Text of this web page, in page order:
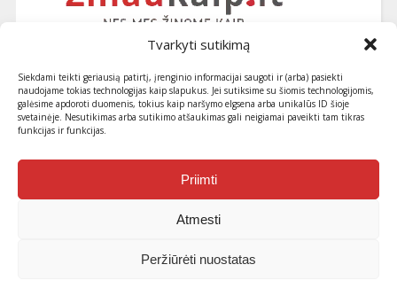
Tvarkyti sutikimą
Siekdami teikti geriausią patirtį, įrenginio informacijai saugoti ir (arba) pasiekti
naudojame tokias technologijas kaip slapukus. Jei sutiksime su šiomis technologijomis,
galėsime apdoroti duomenis, tokius kaip naršymo elgsena arba unikalūs ID šioje
svetainėje. Nesutikimas arba sutikimo atšaukimas gali neigiamai paveikti tam tikras
funkcijas ir funkcijas.
Priimti
Atmesti
Peržiūrėti nuostatas
Užsiprenumeruokite naujausius
straipsnius ir patarimus